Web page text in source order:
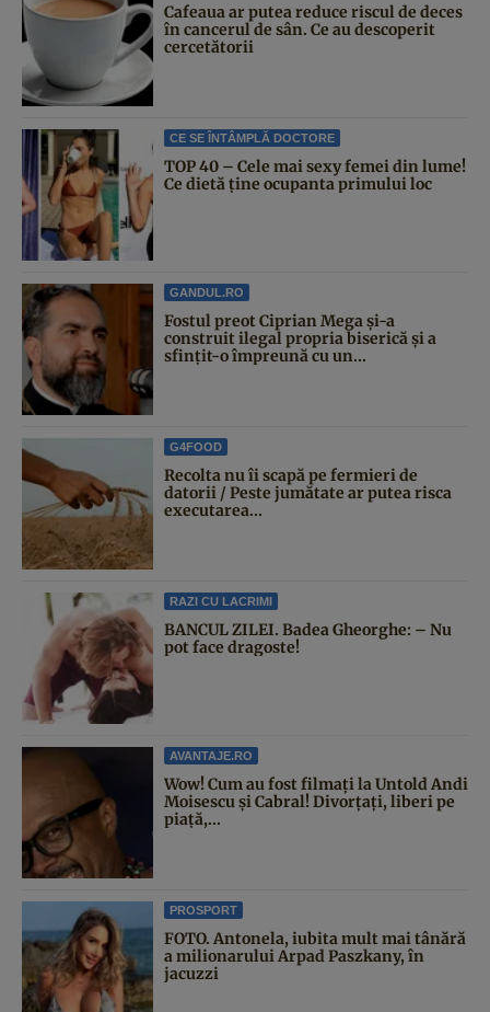
Cafeaua ar putea reduce riscul de deces
în cancerul de sân. Ce au descoperit
cercetătorii
CE SE ÎNTÂMPLĂ DOCTORE
TOP 40 – Cele mai sexy femei din lume!
Ce dietă ține ocupanta primului loc
GANDUL.RO
Fostul preot Ciprian Mega și-a
construit ilegal propria biserică și a
sfințit-o împreună cu un...
G4FOOD
Recolta nu îi scapă pe fermieri de
datorii / Peste jumătate ar putea risca
executarea...
RAZI CU LACRIMI
BANCUL ZILEI. Badea Gheorghe: – Nu
pot face dragoste!
AVANTAJE.RO
Wow! Cum au fost filmați la Untold Andi
Moisescu și Cabral! Divorțați, liberi pe
piață,...
PROSPORT
FOTO. Antonela, iubita mult mai tânără
a milionarului Arpad Paszkany, în
jacuzzi